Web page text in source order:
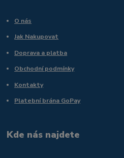
O nás
Jak Nakupovat
Doprava a platba
Obchodní podmínky
Kontakty
Platební brána GoPay
Kde nás najdete